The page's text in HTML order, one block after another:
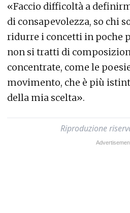
«Faccio difficoltà a
di consapevolezza, so chi
ridurre i concetti in poche
non si tratti di
concentrate, come le
movimento, che è più
della mia scelta».
Riproduzione